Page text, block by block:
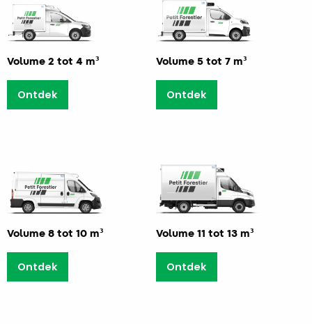
Volume 2 tot 4 m³
Ontdek
Volume 5 tot 7 m³
Ontdek
Volume 8 tot 10 m³
Ontdek
Volume 11 tot 13 m³
Ontdek